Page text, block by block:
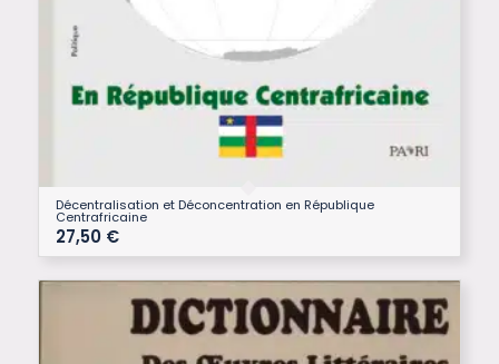
Décentralisation et Déconcentration en République
Centrafricaine
27,50 €